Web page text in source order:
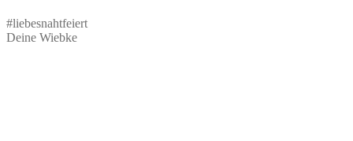
#liebesnahtfeiert
Deine Wiebke